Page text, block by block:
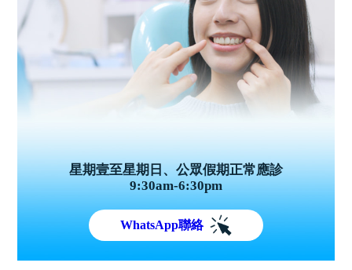
星期壹至星期日、公眾假期正常應診
9:30am-6:30pm
WhatsApp聯絡